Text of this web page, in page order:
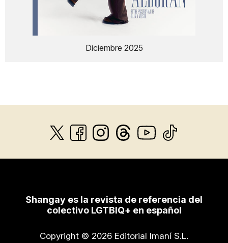
Diciembre 2025
Shangay es la revista de referencia del
colectivo LGTBIQ+ en español
Copyright © 2026 Editorial Imaní S.L.